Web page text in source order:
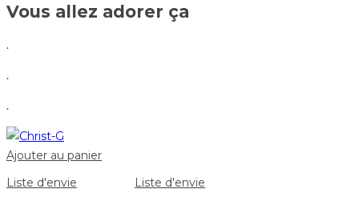
Vous allez adorer ça
.
.
.
Ajouter au panier
Liste d'envie
Liste d'envie